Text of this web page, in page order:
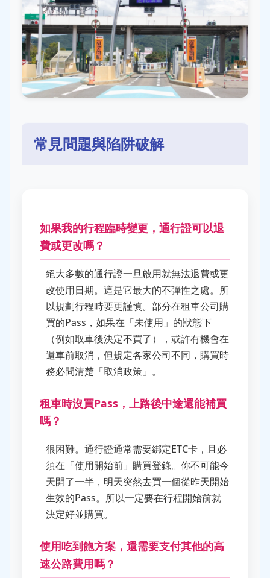
常見問題與陷阱破解
如果我的行程臨時變更，通行證可以退
費或更改嗎？
絕大多數的通行證一旦啟用就無法退費或更
改使用日期。這是它最大的不彈性之處。所
以規劃行程時要更謹慎。部分在租車公司購
買的Pass，如果在「未使用」的狀態下
（例如取車後決定不買了），或許有機會在
還車前取消，但規定各家公司不同，購買時
務必問清楚「取消政策」。
租車時沒買Pass，上路後中途還能補買
嗎？
很困難。通行證通常需要綁定ETC卡，且必
須在「使用開始前」購買登錄。你不可能今
天開了一半，明天突然去買一個從昨天開始
生效的Pass。所以一定要在行程開始前就
決定好並購買。
使用吃到飽方案，還需要支付其他的高
速公路費用嗎？